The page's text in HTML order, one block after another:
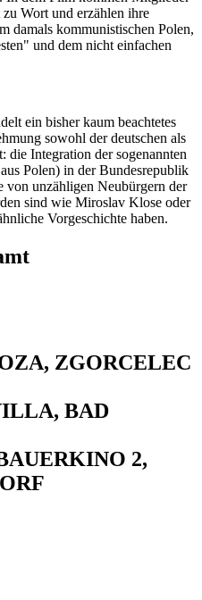
Wort und erzählen ihre
damals kommunistischen Polen,
und dem nicht einfachen
ein bisher kaum beachtetes
sowohl der deutschen als
Integration der sogenannten
Polen) in der Bundesrepublik
von unzähligen Neubürgern der
sind wie Miroslav Klose oder
Vorgeschichte haben.
ZGORCELEC
BAD
2,